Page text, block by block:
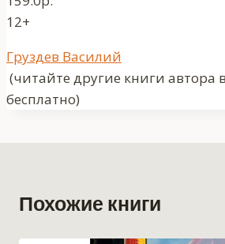
12+
Метки
записи:
Груздев Василий
(читайте другие книги автора
бесплатно)
Похожие книги